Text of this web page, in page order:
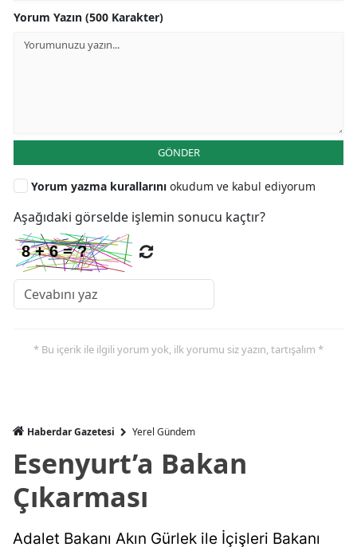
Yorum Yazın (500 Karakter)
GÖNDER
Yorum yazma kurallarını okudum ve kabul ediyorum
Aşağıdaki görselde işlemin sonucu kaçtır?
* Bu içerik ile ilgili yorum yok, ilk yorumu siz yazın, tartışalım *
Haberdar Gazetesi Yerel Gündem
Esenyurt’a Bakan
Çıkarması
Adalet Bakanı Akın Gürlek ile İçişleri Bakanı